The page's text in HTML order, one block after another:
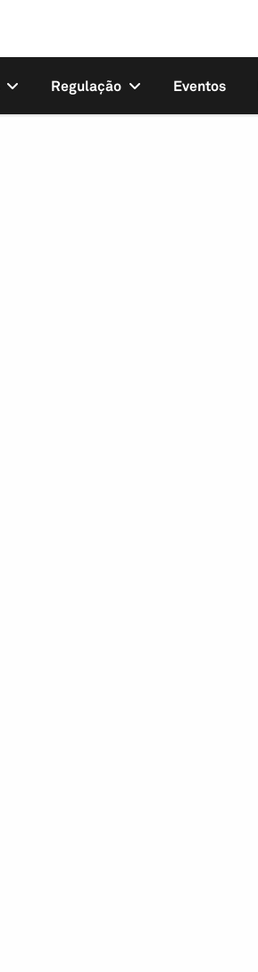
Regulação Eventos